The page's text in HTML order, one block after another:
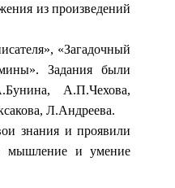
из произведений
«Загадочный
Задания были
А.П.Чехова,
Л.Андреева.
знания и проявили
мышление и умение